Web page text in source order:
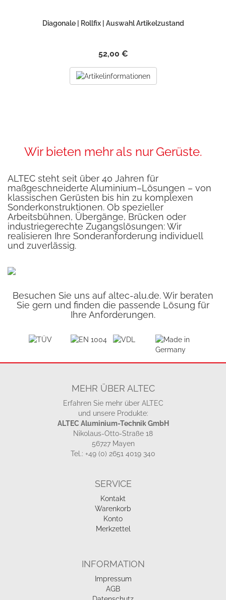
Diagonale | Rollfix | Auswahl Artikelzustand
52,00 €
Wir bieten mehr als nur Gerüste.
ALTEC steht seit über 40 Jahren für
maßgeschneiderte Aluminium–Lösungen – von
klassischen Gerüsten bis hin zu komplexen
Sonderkonstruktionen. Ob spezieller
Arbeitsbühnen, Übergänge, Brücken oder
industriegerechte Zugangslösungen: Wir
realisieren Ihre Sonderanforderung individuell
und zuverlässig.
Besuchen Sie uns aufaltec-alu.de. Wir beraten
Sie gern und finden die passende Lösung für
Ihre Anforderungen.
MEHR ÜBER ALTEC
Erfahren Sie mehr über ALTEC
und unsere Produkte:
ALTEC Aluminium-Technik GmbH
Nikolaus-Otto-Straße 18
56727 Mayen
Tel.: +49 (0) 2651 4019 340
SERVICE
Kontakt
Warenkorb
Konto
Merkzettel
INFORMATION
Impressum
AGB